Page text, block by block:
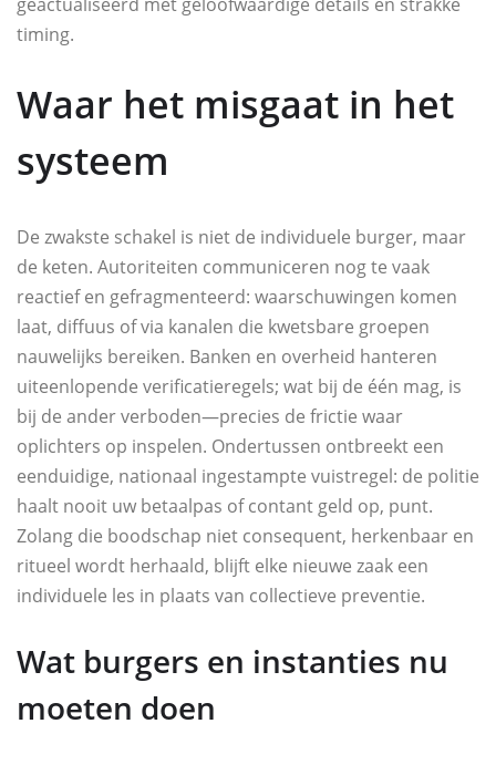
timing.
Waar het misgaat in het
systeem
De zwakste schakel is niet de individuele burger, maar
de keten. Autoriteiten communiceren nog te vaak
reactief en gefragmenteerd: waarschuwingen komen
laat, diffuus of via kanalen die kwetsbare groepen
nauwelijks bereiken. Banken en overheid hanteren
uiteenlopende verificatieregels; wat bij de één mag, is
bij de ander verboden—precies de frictie waar
oplichters op inspelen. Ondertussen ontbreekt een
eenduidige, nationaal ingestampte vuistregel: de politie
haalt nooit uw betaalpas of contant geld op, punt.
Zolang die boodschap niet consequent, herkenbaar en
ritueel wordt herhaald, blijft elke nieuwe zaak een
individuele les in plaats van collectieve preventie.
Wat burgers en instanties nu
moeten doen